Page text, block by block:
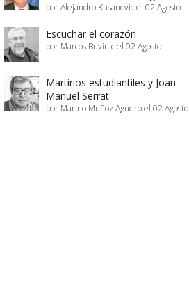
por Alejandro Kusanovic el 02 Agosto
Escuchar el corazón
por Marcos Buvinic el 02 Agosto
Martirios estudiantiles y Joan
Manuel Serrat
por Marino Muñoz Aguero el 02 Agosto